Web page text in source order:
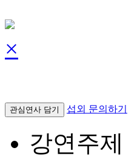
×
관심연사 담기 섭외 문의하기
강연주제